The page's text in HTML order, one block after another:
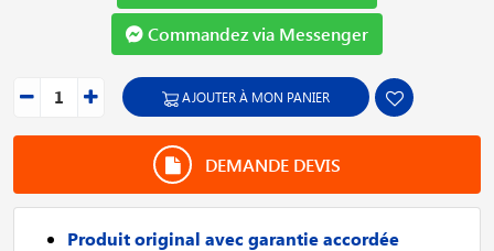
Commandez via Messenger
AJOUTER À MON PANIER
DEMANDE DEVIS
Produit original avec garantie accordée